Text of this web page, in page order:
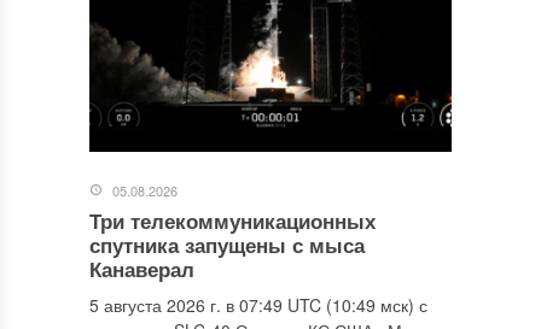
05.08.2026
Три телекоммуникационных
спутника запущены с мыса
Канаверал
5 августа 2026 г. в 07:49 UTC (10:49 мск) с